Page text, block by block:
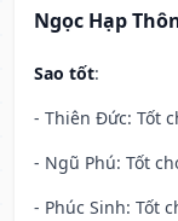
Ngọc Hạp
Sao tốt:
- Thiên Đức: Tốt
- Ngũ Phú: Tốt
- Phúc Sinh: Tốt